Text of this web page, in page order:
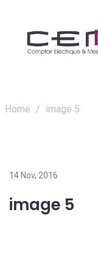
Home / image 5
14 Nov, 2016
image 5